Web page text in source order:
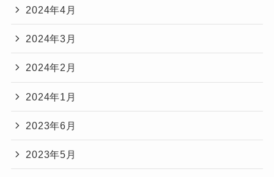
2024年4月
2024年3月
2024年2月
2024年1月
2023年6月
2023年5月